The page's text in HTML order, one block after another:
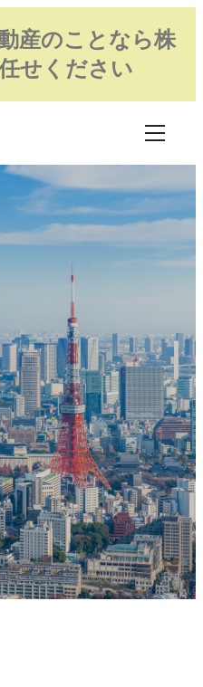
産のことなら株
せください